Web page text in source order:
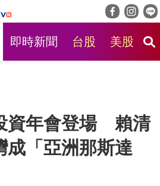
即時新聞 台股 美股
資年會登場 賴清
成「亞洲那斯達